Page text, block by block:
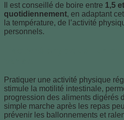
Il est conseillé de boire entre 1,5
quotidiennement, en adaptant
la température, de l’activité
personnels.
Pratiquer une activité physique
stimule la motilité intestinale,
progression des aliments digérés
simple marche après les repas
prévenir les ballonnements et